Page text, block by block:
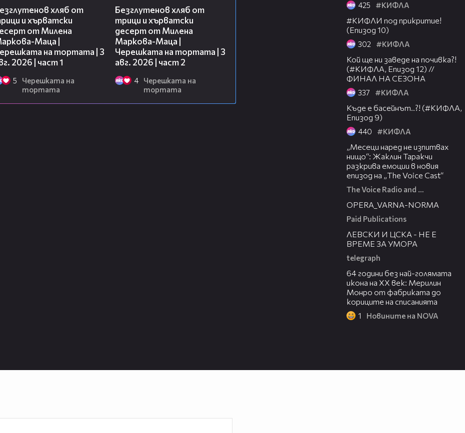
хляб от
и хърватски
от Милена
Маца |
на тортата | 3
2026 | част 1
5
Черешката на
тортата
Безглутенов хляб от
трици и хърватски
десерт от Милена
Маркова-Маца |
Черешката на тортата | 3
авг. 2026 | част 2
4
Черешката на
тортата
425 #КИФЛА
#КИФЛИ под прикритие!
(Епизод 10)
302 #КИФЛА
Кой ще ни заведе на почивка?!
(#КИФЛА, Епизод 12) //
ФИНАЛ НА СЕЗОНА
337 #КИФЛА
Къде е басейнът..?! (#КИФЛА,
Епизод 9)
440 #КИФЛА
„Месеци наред не изпитвах
нищо“: Жаклин Таракчи
разкрива емоции в новия
епизод на „The Voice Cast“
The Voice Radio and TV Bulgaria
OPERA_VARNA-NORMA
Paid Publications
ЛЕВСКИ И ЦСКА - НЕ Е
ВРЕМЕ ЗА УМОРА
telegraph
64 години без най-голямата
икона на XX век: Мерилин
Монро от фабриката до
кориците на списанията
1 Новините на NOVA